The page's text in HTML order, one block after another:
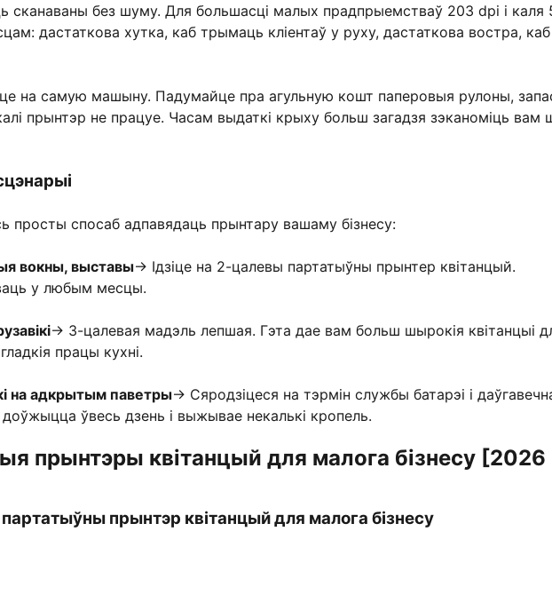
сканаваны без шуму. Для большасці малых прадпрыемстваў 203 dpi і каля
дастаткова хутка, каб трымаць кліентаў у руху, дастаткова востра, каб
на самую машыну. Падумайце пра агульную кошт паперовыя рулоны,
прынтэр не працуе. Часам выдаткі крыху больш загадзя зэканоміць вам
просты спосаб адпавядаць прынтару вашаму бізнесу:
вокны, выставы→ Ідзіце на 2-цалевы партатыўны прынтер квітанцый.
у любым месцы.
→ 3-цалевая мадэль лепшая. Гэта дае вам больш шырокія квітанцыі
працы кухні.
на адкрытым паветры→ Сяродзіцеся на тэрмін службы батарэі і
ўвесь дзень і выжывае некалькі кропель.
прынтэры квітанцый для малога бізнесу [2026
прынтэр квітанцый для малога бізнесу